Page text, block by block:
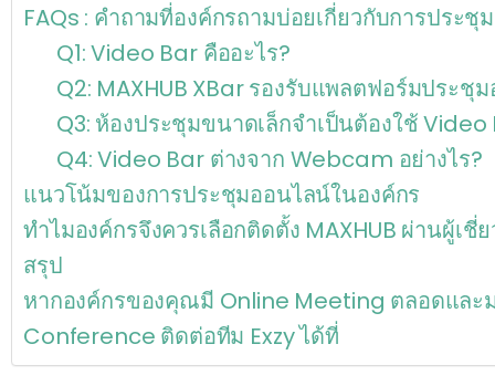
FAQs : คำถามที่องค์กรถามบ่อยเกี่ยวกับการประชุ
Q1: Video Bar คืออะไร?
Q2: MAXHUB XBar รองรับแพลตฟอร์มประชุม
Q3: ห้องประชุมขนาดเล็กจำเป็นต้องใช้ Video
Q4: Video Bar ต่างจาก Webcam อย่างไร?
แนวโน้มของการประชุมออนไลน์ในองค์กร
ทำไมองค์กรจึงควรเลือกติดตั้ง MAXHUB ผ่านผู้เชี่
สรุป
หากองค์กรของคุณมี Online Meeting ตลอดและ
Conference ติดต่อทีม Exzy ได้ที่